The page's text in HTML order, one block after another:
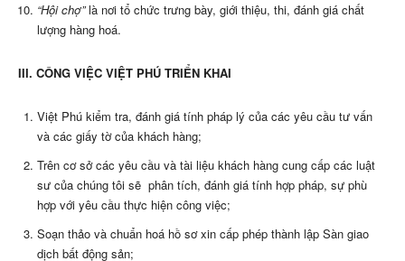
“Hội chợ”là nơi tổ chức trưng bày, giới thiệu, thi, đánh giá chất
lượng hàng hoá.
III. CÔNG VIỆC VIỆT PHÚ TRIỂN KHAI
Việt Phú kiểm tra, đánh giá tính pháp lý của các yêu cầu tư vấn
và các giấy tờ của khách hàng;
Trên cơ sở các yêu cầu và tài liệu khách hàng cung cấp các luật
sư của chúng tôi sẽ phân tích, đánh giá tính hợp pháp, sự phù
hợp với yêu cầu thực hiện công việc;
Soạn thảo và chuẩn hoá hồ sơ xin cấp phép thành lập Sàn giao
dịch bất động sản;